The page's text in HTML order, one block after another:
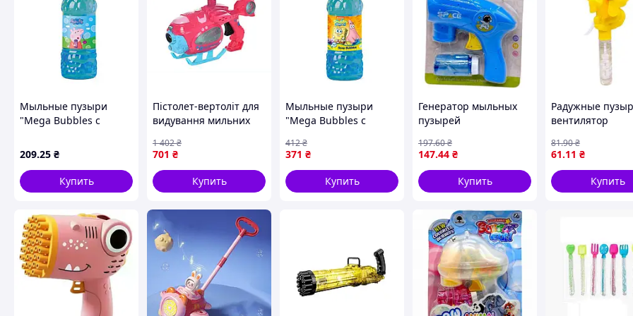
Мыльные пузыри
"Mega Bubbles с
200634 объем 450 мл
209.25 ₴
Купить
Пістолет-вертоліт для
видування мильних
іграшка для дітей та
дорослих
701 ₴
1 402₴
Купить
Мыльные пузыри
"Mega Bubbles с
200636 объем 450 мл
371 ₴
412₴
Купить
Генератор мыльных
пузырей
147.44 ₴
197.60₴
Купить
Радужные
вентилятор
ЕДИНОРІГ"
61.11 ₴
81.90₴
Купить